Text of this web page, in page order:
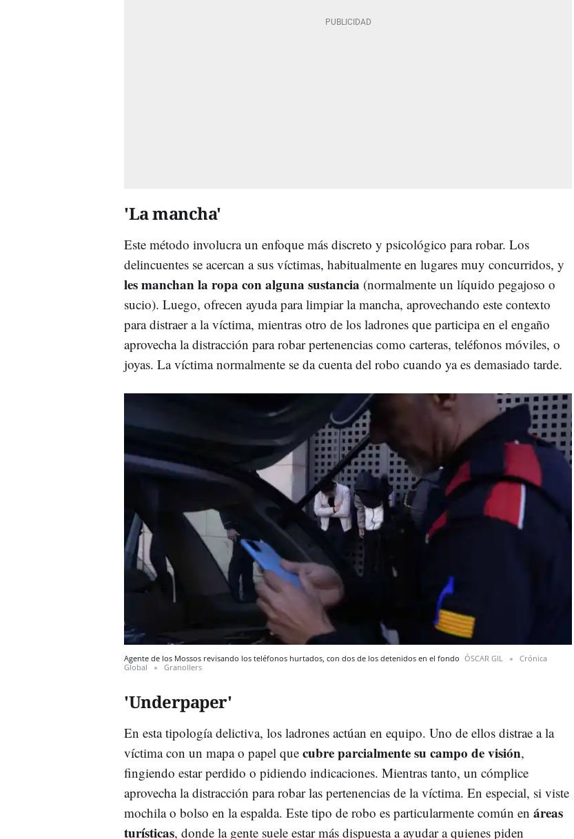
'La mancha'
Este método involucra un enfoque más discreto y psicológico para robar. Los
delincuentes se acercan a sus víctimas, habitualmente en lugares muy concurridos, y
les manchan la ropa con alguna sustancia (normalmente un líquido pegajoso o
sucio). Luego, ofrecen ayuda para limpiar la mancha, aprovechando este contexto
para distraer a la víctima, mientras otro de los ladrones que participa en el engaño
aprovecha la distracción para robar pertenencias como carteras, teléfonos móviles, o
joyas. La víctima normalmente se da cuenta del robo cuando ya es demasiado tarde.
Agente de los Mossos revisando los teléfonos hurtados, con dos de los detenidos en el fondo ÓSCAR GIL
Crónica
Global
Granollers
'Underpaper'
En esta tipología delictiva, los ladrones actúan en equipo. Uno de ellos distrae a la
víctima con un mapa o papel que cubre parcialmente su campo de visión,
fingiendo estar perdido o pidiendo indicaciones. Mientras tanto, un cómplice
aprovecha la distracción para robar las pertenencias de la víctima. En especial, si viste
mochila o bolso en la espalda. Este tipo de robo es particularmente común en áreas
turísticas, donde la gente suele estar más dispuesta a ayudar a quienes piden